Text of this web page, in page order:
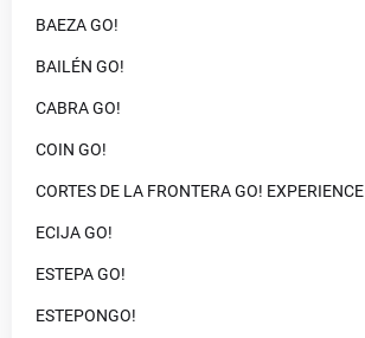
BAEZA GO!
BAILÉN GO!
CABRA GO!
COIN GO!
CORTES DE LA FRONTERA GO! EXPERIENCE
ECIJA GO!
ESTEPA GO!
ESTEPONGO!